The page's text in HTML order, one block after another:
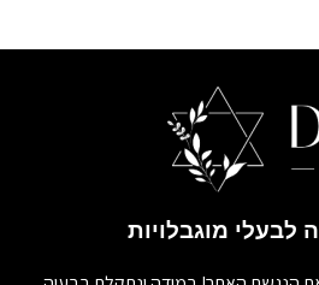
מוגבלויות